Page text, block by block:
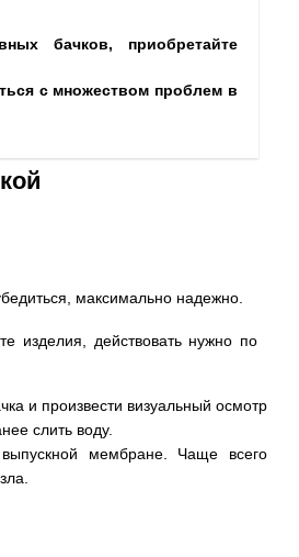
бачков, приобретайте
с множеством проблем в
максимально надежно.
изделия, действовать нужно по
и произвести визуальный осмотр
слить воду.
мембране. Чаще всего